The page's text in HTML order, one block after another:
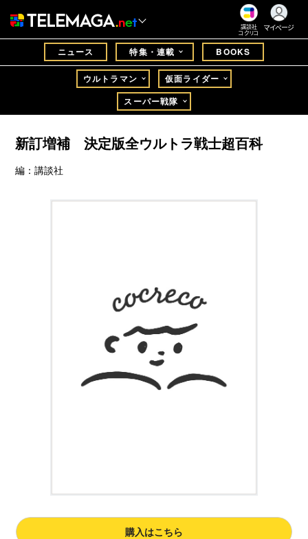
講談社
コクリコ
マイページ
ニュース 特集・連載 BOOKS
ウルトラマン
仮面ライダー
スーパー戦隊
新訂増補 決定版全ウルトラ戦士超百科
編：講談社
購入はこちら